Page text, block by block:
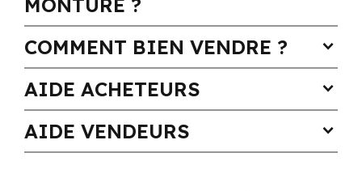
COMMENT BIEN VENDRE ? expand_more
AIDE ACHETEURS expand_more
AIDE VENDEURS expand_more